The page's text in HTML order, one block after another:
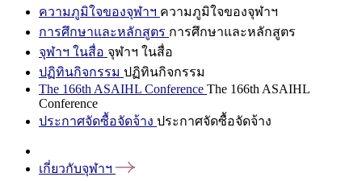
ความภูมิใจของจุฬาฯ ความภูมิใจของจุฬาฯ
การศึกษาและหลักสูตร การศึกษาและหลักสูตร
จุฬาฯ ในสื่อ จุฬาฯ ในสื่อ
ปฏิทินกิจกรรม ปฏิทินกิจกรรม
The 166th ASAIHL Conference The 166th ASAIHL
Conference
ประกาศจัดซื้อจัดจ้าง ประกาศจัดซื้อจัดจ้าง
เกี่ยวกับจุฬาฯ